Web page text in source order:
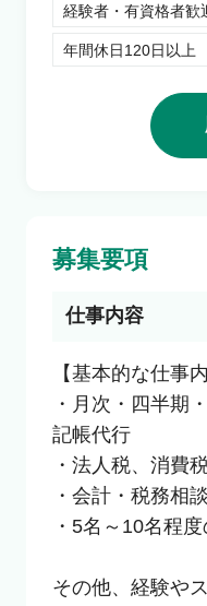
経験者・有資格者歓
年間休日120日以上
募集要項
仕事内容
【基本的な仕事内
・月次・四半期
記帳代行
・法人税、消費
・会計・税務相談
・5名～10名程
その他、経験や